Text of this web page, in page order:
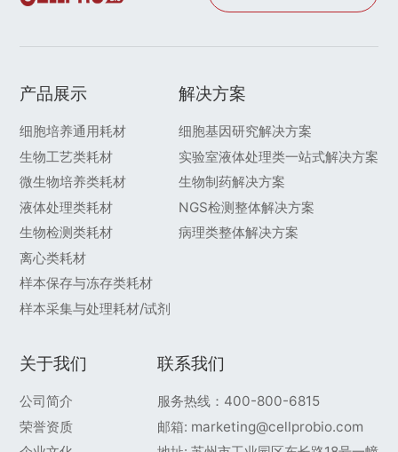
产品展示
细胞培养通用耗材
生物工艺类耗材
微生物培养类耗材
液体处理类耗材
生物检测类耗材
离心类耗材
样本保存与冻存类耗材
样本采集与处理耗材/试剂
解决方案
细胞基因研究解决方案
实验室液体处理类一站式解决方案
生物制药解决方案
NGS检测整体解决方案
病理类整体解决方案
关于我们
公司简介
荣誉资质
联系我们
服务热线：400-800-6815
邮箱: marketing@cellprobio.com